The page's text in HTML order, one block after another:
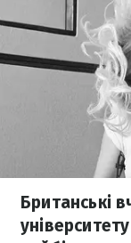
Британські